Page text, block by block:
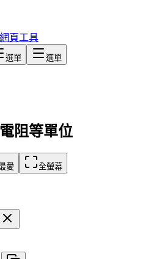
頁工具
選單 選單
阻等單位
愛 全螢幕